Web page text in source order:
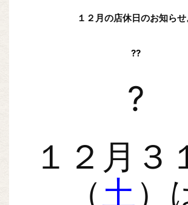
１２月の店休日のお知らせ
??
?
１２月３
（ 土 ）